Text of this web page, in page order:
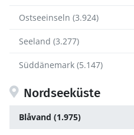
Ostseeinseln (3.924)
Seeland (3.277)
Süddänemark (5.147)
Nordseeküste
Blåvand (1.975)